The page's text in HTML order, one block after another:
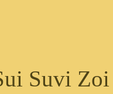
Suvi Zoi